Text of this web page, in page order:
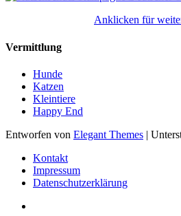
Anklicken für
Vermittlung
Hunde
Katzen
Kleintiere
Happy End
Entworfen von Elegant Themes |
Kontakt
Impressum
Datenschutzerklärung